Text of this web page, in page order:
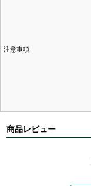
注意事項
商品レビュー